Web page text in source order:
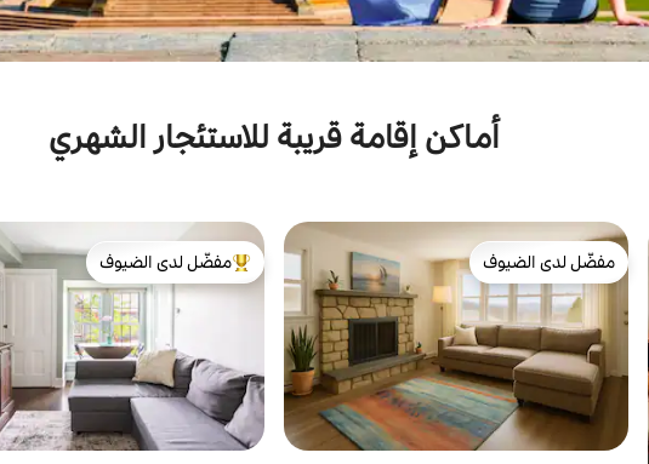
أماكن إقامة قريبة للاستئجار الشهري
مفضّل لدى الضيوف
مفضّل لدى الضيوف
من أبرز البيوت المفضّلة لدى الضيوف
مفضّل لدى الضيوف